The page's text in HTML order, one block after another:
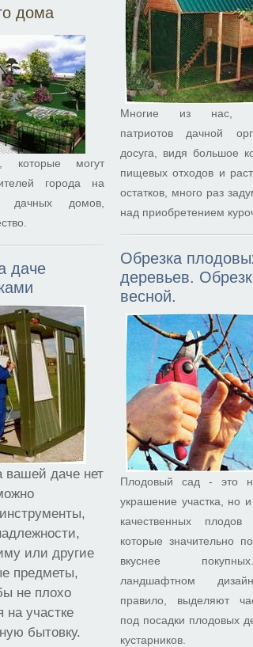
дома
которые могут
города на
дачных домов,
даче
вашей даче нет
или другие
предметы,
не плохо
на участке
бытовку.
Многие из нас,
патриотов дачной
досуга, видя большое
пищевых отходов и
остатков, много раз
над приобретением
Обрезка
деревьев.
весной.
Плодовый сад - это
украшение участка, но и
качественных
которые значительно
вкуснее
ландшафтном
правило, выделяют
под посадки плодовых
кустарников.